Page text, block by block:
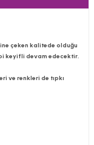
çeken kalitede olduğu
keyifli devam edecektir.
ve renkleri de tıpkı